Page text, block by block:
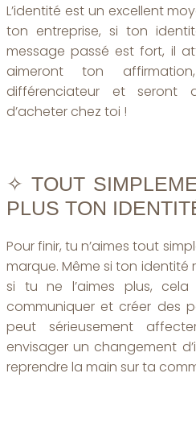
L’identité est un excellent
ton entreprise, si ton
message passé est fort, il
aimeront ton
différenciateur et seront
d’acheter chez toi !
✧ TOUT
PLUS TON
Pour finir, tu n’aimes tout
marque. Même si ton identité
si tu ne l’aimes plus,
communiquer et créer des
peut sérieusement
envisager un changement
reprendre la main sur ta